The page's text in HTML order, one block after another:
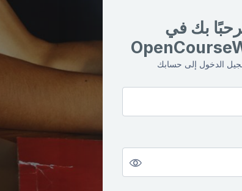
بك في
الدخول إلى حسابك